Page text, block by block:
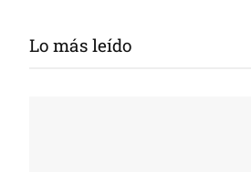
Lo más leído